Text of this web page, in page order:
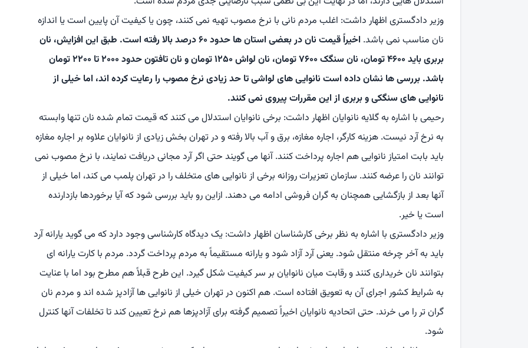
وزیر دادگستری اظهار داشت: اغلب مردم نانی با نرخ مصوب تهیه نمی کنند، چون یا کیفیت آن پایین است یا اندازه
نان مناسب نمی باشد.
اخیراً قیمت نان در بعضی استان ها حدود ۶۰ درصد بالا رفته است. طبق این افزایش، نان
بربری باید ۴۶۰۰ تومان، نان سنگک ۷۶۰۰ تومان، نان لواش ۱۲۵۰ تومان و نان تافتون حدود ۲۰۰۰ تا ۲۲۰۰ تومان
باشد. بررسی ها نشان داده است نانوایی های لواشی تا حد زیادی نرخ مصوب را رعایت کرده اند، اما خیلی از
نانوایی های سنگکی و بربری از این مقررات پیروی نمی کنند.
رحیمی با اشاره به گلایه نانوایان اظهار داشت: برخی نانوایان استدلال می کنند که قیمت تمام شده نان تنها وابسته
به نرخ آرد نیست. هزینه کارگر، اجاره مغازه، برق و آب بالا رفته و در تهران بخش زیادی از نانوایان علاوه بر اجاره مغازه
باید بابت امتیاز نانوایی هم اجاره پرداخت کنند. آنها می گویند حتی اگر آرد مجانی دریافت نمایند، با نرخ مصوب نمی
توانند نان را عرضه کنند. سازمان تعزیرات روزانه برخی از نانوایی های متخلف را در تهران پلمب می کند، اما خیلی از
آنها بعد از بازگشایی همچنان به گران فروشی ادامه می دهند. ازاین رو باید بررسی شود که آیا برخوردها بازدارنده
است یا خیر.
وزیر دادگستری با اشاره به نظر برخی کارشناسان اظهار داشت: یک دیدگاه کارشناسی وجود دارد که می گوید یارانه آرد
باید به آخر چرخه منتقل شود. یعنی آرد آزاد شود و یارانه مستقیماً به مردم پرداخت گردد. مردم با کارت یارانه ای
بتوانند نان خریداری کنند و رقابت میان نانوایان بر سر کیفیت شکل گیرد. این طرح قبلاً هم مطرح بود اما با عنایت
به شرایط کشور اجرای آن به تعویق افتاده است. هم اکنون در تهران خیلی از نانوایی ها آزادپز شده اند و مردم نان
گران تر را می خرند. حتی اتحادیه نانوایان اخیراً تصمیم گرفته برای آزادپزها هم نرخ تعیین کند تا تخلفات آنها کنترل
شود.